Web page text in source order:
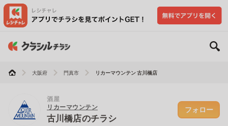
大阪府 門真市 リカーマウンテン 古川橋店
酒屋
リカーマウンテン
古川橋店のチラシ
フォロー